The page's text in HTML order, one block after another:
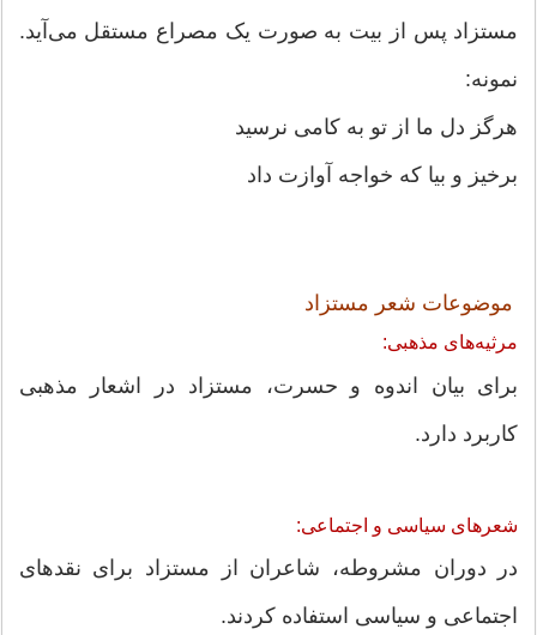
مستزاد پس از بیت به صورت یک مصراع مستقل می‌آید.
نمونه:
هرگز دل ما از تو به کامی نرسید
برخیز و بیا که خواجه آوازت داد
موضوعات شعر مستزاد
مرثیه‌های مذهبی:
برای بیان اندوه و حسرت، مستزاد در اشعار مذهبی
کاربرد دارد.
شعرهای سیاسی و اجتماعی:
در دوران مشروطه، شاعران از مستزاد برای نقدهای
اجتماعی و سیاسی استفاده کردند.